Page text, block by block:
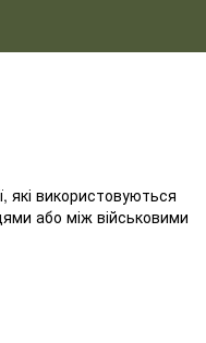
які використовуються
або між військовими